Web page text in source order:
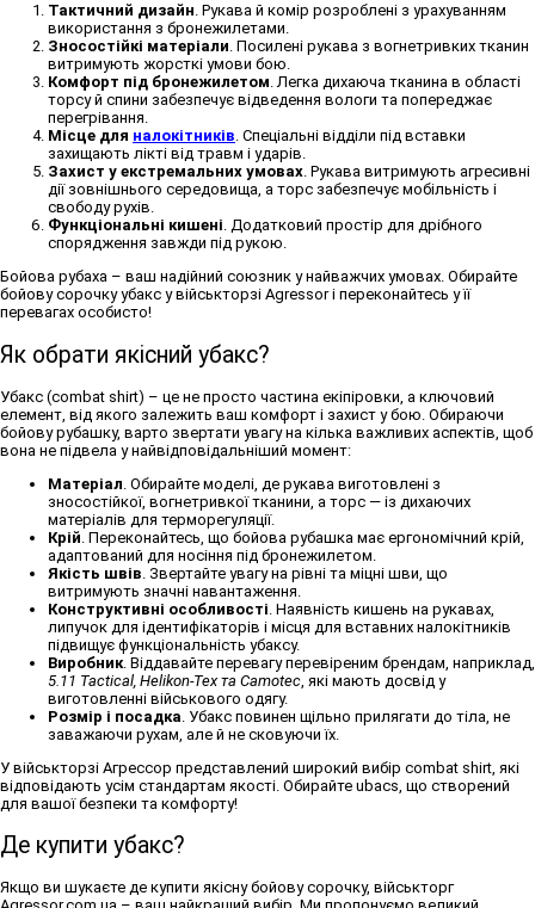
Тактичний дизайн. Рукава й комір розроблені з урахуванням
використання з бронежилетами.
Зносостійкі матеріали. Посилені рукава з вогнетривких тканин
витримують жорсткі умови бою.
Комфорт під бронежилетом. Легка дихаюча тканина в області
торсу й спини забезпечує відведення вологи та попереджає
перегрівання.
Місце для налокітників. Спеціальні відділи під вставки
захищають лікті від травм і ударів.
Захист у екстремальних умовах. Рукава витримують агресивні
дії зовнішнього середовища, а торс забезпечує мобільність і
свободу рухів.
Функціональні кишені. Додатковий простір для дрібного
спорядження завжди під рукою.
Бойова рубаха – ваш надійний союзник у найважчих умовах. Обирайте
бойову сорочку убакс у військторзі Agressor і переконайтесь у її
перевагах особисто!
Як обрати якісний убакс?
Убакс (combat shirt) – це не просто частина екіпіровки, а ключовий
елемент, від якого залежить ваш комфорт і захист у бою. Обираючи
бойову рубашку, варто звертати увагу на кілька важливих аспектів, щоб
вона не підвела у найвідповідальніший момент:
Матеріал . Обирайте моделі, де рукава виготовлені з
зносостійкої, вогнетривкої тканини, а торс — із дихаючих
матеріалів для терморегуляції.
Крій . Переконайтесь, що бойова рубашка має ергономічний крій,
адаптований для носіння під бронежилетом.
Якість швів . Звертайте увагу на рівні та міцні шви, що
витримують значні навантаження.
Конструктивні особливості . Наявність кишень на рукавах,
липучок для ідентифікаторів і місця для вставних налокітників
підвищує функціональність убаксу.
Виробник . Віддавайте перевагу перевіреним брендам, наприклад,
5.11 Tactical, Helikon-Tex та Camotec , які мають досвід у
виготовленні військового одягу.
Розмір і посадка . Убакс повинен щільно прилягати до тіла, не
заважаючи рухам, але й не сковуючи їх.
У військторзі Агрессор представлений широкий вибір combat shirt , які
відповідають усім стандартам якості. Обирайте ubacs , що створений
для вашої безпеки та комфорту!
Де купити убакс?
Якщо ви шукаєте де купити якісну бойову сорочку, військторг